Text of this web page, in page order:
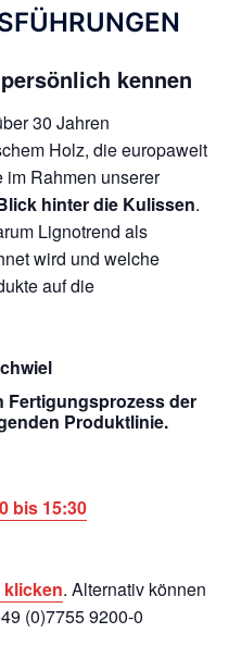
kennen
30 Jahren
Holz, die europaweit
im Rahmen unserer
hinter die Kulissen.
Lignotrend als
wird und welche
auf die
Fertigungsprozess der
Produktlinie.
bis 15:30
klicken. Alternativ können
(0)7755 9200-0